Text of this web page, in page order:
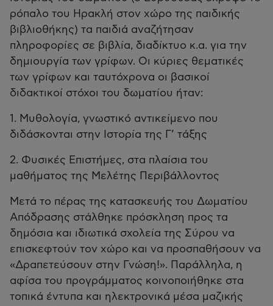
ρόπαλο του Ηρακλή στον χώρο της παιδικής
βιβλιοθήκης) τα παιδιά αναζήτησαν
πληροφορίες σε βιβλία, διαδίκτυο κ.α. για την
δημιουργία των γρίφων. Οι κύριες θεματικές
των γρίφων και ταυτόχρονα οι βασικοί
διδακτικοί στόχοι του δωματίου ήταν:
1. Μυθολογία, γνωστικό αντικείμενο που
διδάσκονται στην Ιστορία της Γ’ τάξης
2. Φυσικές Επιστήμες, στα πλαίσια του
μαθήματος της Μελέτης Περιβάλλοντος
Μετά το πέρας της κατασκευής του Δωματίου
Απόδρασης στάλθηκε πρόσκληση προς τα
δημόσια και ιδιωτικά σχολεία της Σύρου να
επισκεφτούν τον χώρο και να προσπαθήσουν να
«Δραπετεύσουν στην Γνώση!». Παράλληλα, η
αφίσα του προγράμματος κοινοποιήθηκε στα
τοπικά έντυπα και ηλεκτρονικά μέσα μαζικής